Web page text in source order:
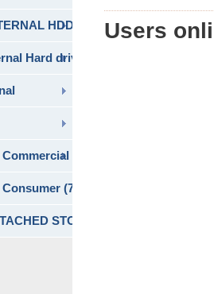
Users
HDD & SSD
Hard drive
(7)
STORAGE ( NAS ) (7)